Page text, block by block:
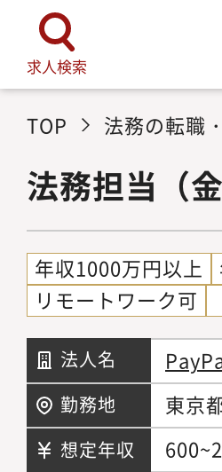
求人検索
TOP 法務の転職
法務担当（
年収1000万円以上
リモートワーク可
法人名
勤務地 東京
想定年収